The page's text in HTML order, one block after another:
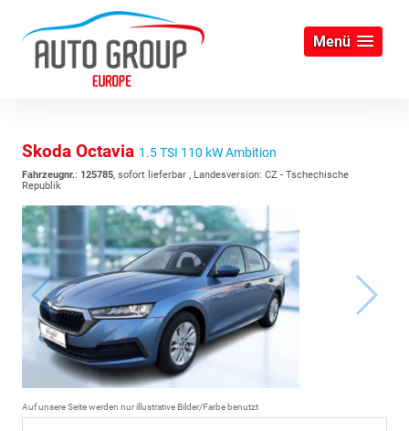
Menü
Skoda Octavia 1.5 TSI 110 kW Ambition
Fahrzeugnr.: 125785, sofort lieferbar , Landesversion: CZ - Tschechische
Republik
Auf unsere Seite werden nur illustrative Bilder/Farbe benutzt